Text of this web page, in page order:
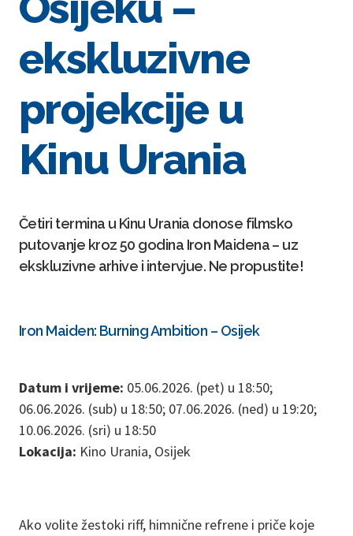
ekskluzivne
projekcije u
Kinu Urania
Četiri termina u Kinu Urania donose filmsko
putovanje kroz 50 godina Iron Maidena – uz
ekskluzivne arhive i intervjue. Ne propustite!
Iron Maiden: Burning Ambition – Osijek
Datum i vrijeme: 05.06.2026. (pet) u 18:50;
06.06.2026. (sub) u 18:50; 07.06.2026. (ned) u 19:20;
10.06.2026. (sri) u 18:50
Lokacija: Kino Urania, Osijek
Ako volite žestoki riff, himnične refrene i priče koje